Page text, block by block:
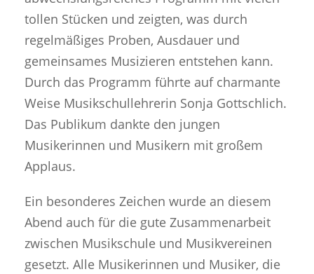
tollen Stücken und zeigten, was durch
regelmäßiges Proben, Ausdauer und
gemeinsames Musizieren entstehen kann.
Durch das Programm führte auf charmante
Weise Musikschullehrerin Sonja Gottschlich.
Das Publikum dankte den jungen
Musikerinnen und Musikern mit großem
Applaus.
Ein besonderes Zeichen wurde an diesem
Abend auch für die gute Zusammenarbeit
zwischen Musikschule und Musikvereinen
gesetzt. Alle Musikerinnen und Musiker, die